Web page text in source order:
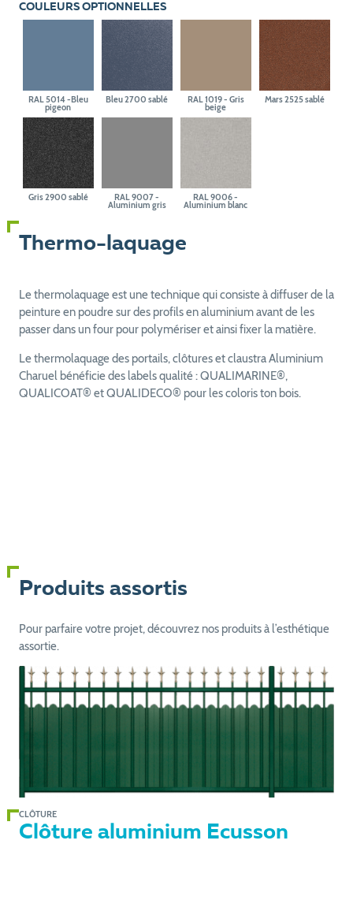
COULEURS OPTIONNELLES
RAL 5014 -Bleu
pigeon
Bleu 2700 sablé RAL 1019 - Gris
beige
Mars 2525 sablé
Gris 2900 sablé RAL 9007 -
Aluminium gris
RAL 9006 -
Aluminium blanc
Thermo-laquage
Le thermolaquage est une technique qui consiste à diffuser de la
peinture en poudre sur des profils en aluminium avant de les
passer dans un four pour polymériser et ainsi fixer la matière.
Le thermolaquage des portails, clôtures et claustra Aluminium
Charuel bénéficie des labels qualité : QUALIMARINE®,
QUALICOAT® et QUALIDECO® pour les coloris ton bois.
Produits assortis
Pour parfaire votre projet, découvrez nos produits à l’esthétique
assortie.
CLÔTURE
Clôture aluminium Ecusson